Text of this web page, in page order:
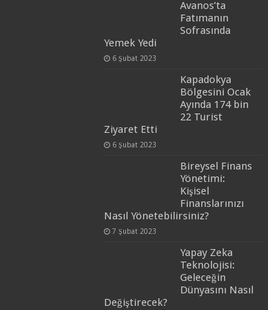
Avanos’ta
Fatımanın
Sofrasında
Yemek Yedi
6 Şubat 2023
Kapadokya
Bölgesini Ocak
Ayında 174 bin
22 Turist
Ziyaret Etti
6 Şubat 2023
Bireysel Finans
Yönetimi:
Kişisel
Finanslarınızı
Nasıl Yönetebilirsiniz?
7 Şubat 2023
Yapay Zeka
Teknolojisi:
Geleceğin
Dünyasını Nasıl
Değiştirecek?